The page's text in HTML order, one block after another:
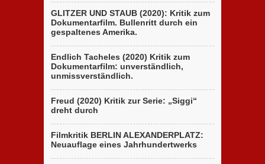
GLITZER UND STAUB (2020): Kritik zum
Dokumentarfilm. Bullenritt durch ein
gespaltenes Amerika.
Endlich Tacheles (2020) Kritik zum
Dokumentarfilm: unverständlich,
unmissverständlich.
Freud (2020) Kritik zur Serie: „Siggi“
dreht durch
Filmkritik BERLIN ALEXANDERPLATZ:
Neuauflage eines Jahrhundertwerks